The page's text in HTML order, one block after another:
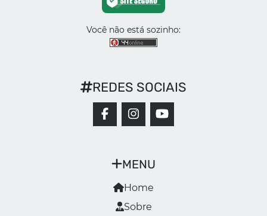
Você não está sozinho:
MENU
Home
Sobre
REDES SOCIAIS